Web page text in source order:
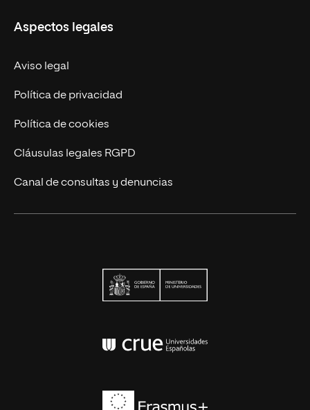
Trabaja en UNIR
Actualidad UNIR
Contáctanos
Aspectos legales
Aviso legal
Política de privacidad
Política de cookies
Cláusulas legales RGPD
Canal de consultas y denuncias